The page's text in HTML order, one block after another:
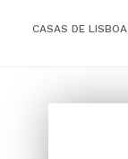
CASAS DE LISBOA